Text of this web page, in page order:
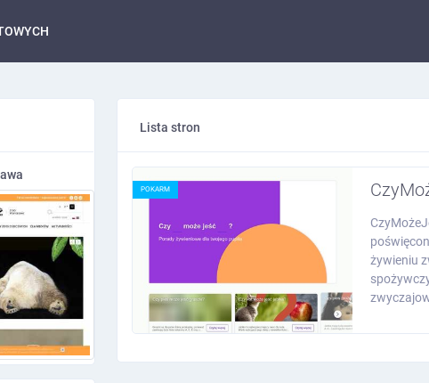
Lista stron
POKARM
żywieniu